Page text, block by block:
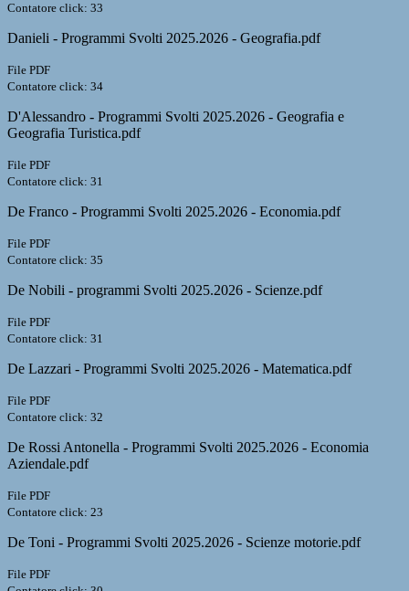
Contatore click: 33
Danieli - Programmi Svolti 2025.2026 - Geografia.pdf
File PDF
Contatore click: 34
D'Alessandro - Programmi Svolti 2025.2026 - Geografia e
Geografia Turistica.pdf
File PDF
Contatore click: 31
De Franco - Programmi Svolti 2025.2026 - Economia.pdf
File PDF
Contatore click: 35
De Nobili - programmi Svolti 2025.2026 - Scienze.pdf
File PDF
Contatore click: 31
De Lazzari - Programmi Svolti 2025.2026 - Matematica.pdf
File PDF
Contatore click: 32
De Rossi Antonella - Programmi Svolti 2025.2026 - Economia
Aziendale.pdf
File PDF
Contatore click: 23
De Toni - Programmi Svolti 2025.2026 - Scienze motorie.pdf
File PDF